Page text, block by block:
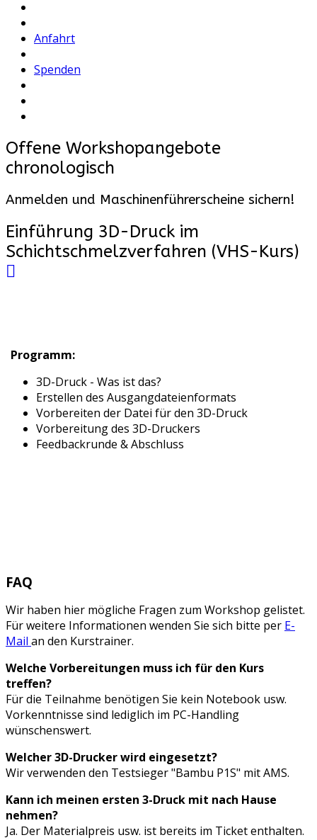
Anfahrt
Spenden
Offene Workshopangebote
chronologisch
Anmelden und Maschinenführerscheine sichern!
Einführung 3D-Druck im
Schichtschmelzverfahren (VHS-Kurs)
Programm:
3D-Druck - Was ist das?
Erstellen des Ausgangdateienformats
Vorbereiten der Datei für den 3D-Druck
Vorbereitung des 3D-Druckers
Feedbackrunde & Abschluss
FAQ
Wir haben hier mögliche Fragen zum Workshop gelistet.
Für weitere Informationen wenden Sie sich bitte per E-
Mail an den Kurstrainer.
Welche Vorbereitungen muss ich für den Kurs
treffen?
Für die Teilnahme benötigen Sie kein Notebook usw.
Vorkenntnisse sind lediglich im PC-Handling
wünschenswert.
Welcher 3D-Drucker wird eingesetzt?
Wir verwenden den Testsieger "Bambu P1S" mit AMS.
Kann ich meinen ersten 3-Druck mit nach Hause
nehmen?
Ja. Der Materialpreis usw. ist bereits im Ticket enthalten.